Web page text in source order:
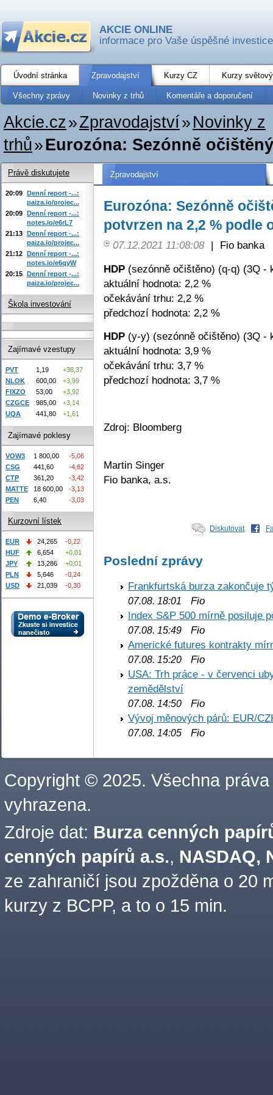
AKCIE ONLINE
informace pro Vaše úspěšné investice
Úvodní stránka Zpravodajství Kurzy CZ Kurzy
Všechny zprávy Novinky z trhů Komentáře a doporučení
Akcie.cz»Zpravodajství» Novinky z
trhů»Eurozóna: Sezónně
Zpravodajství
Eurozóna: Sezónně
potvrzen na 2,2 % podle
07.12.2021 11:08:08 |
Fio banka
HDP (sezónně očištěno) (q-q) (3Q -
aktuální hodnota: 2,2 %
očekávání trhu: 2,2 %
předchozí hodnota: 2,2 %
HDP (y-y) (sezónně očištěno) (3Q -
aktuální hodnota: 3,9 %
očekávání trhu: 3,7 %
předchozí hodnota: 3,7 %
Zdroj: Bloomberg
Martin Singer
Fio banka, a.s.
Diskutovat
Poslední zprávy
Frankfurtská burza zakončuje
07.08. 18:01
Fio
Index S&P 500 mírně posiluje
07.08. 15:49 Fio
Americké futures kontrakty
07.08. 15:20 Fio
USA: Trh práce - v červenci
zemědělství
07.08. 14:50 Fio
Vývoj měnových párů: EUR/
07.08. 14:05 Fio
Právě diskutujete
20:09 Denní report -...:
paiza.io/projec...
20:09 Denní report -...:
notes.io/e6rL7
21:13 Denní report -...:
paiza.io/projec...
21:12 Denní report -...:
notes.io/e6qyW
20:15 Denní report -...:
paiza.io/projec...
Škola investování
Zajímavé vzestupy
PVT 1,19
+38,37
NLOK
600,00
+3,99
FIXZO
53,00
+3,92
CZGCE
985,00
+3,14
UQA
441,80 +1,61
Zajímavé poklesy
VOW3 1 800,00
-5,06
CSG
441,60
-4,62
CTP
361,20
-3,42
MATTE
18 600,00
-3,13
PEN
6,40 -3,03
Kurzovní lístek
EUR 24,265
-0,22
HUF
6,654
+0,01
JPY
13,286
+0,01
PLN
5,646
-0,24
USD
21,039 -0,30
Copyright © 2025. Všechna práva
vyhrazena.
Zdroje dat: Burza cenných
cenných papírů a.s., NASDAQ,
ze zahraničí jsou zpožděna o 20
kurzy z BCPP, a to o 15 min.